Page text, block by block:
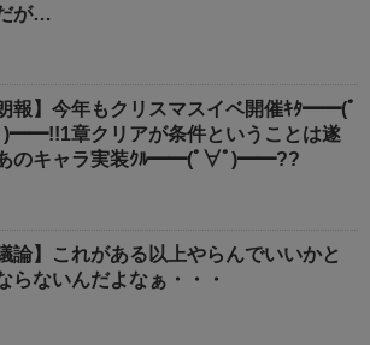
が…
朗報】今年もクリスマスイベ開催ｷﾀ━━(ﾟ
章クリアが条件ということは遂
のキャラ実装ｸﾙ━━(ﾟ∀ﾟ)━━??
議論】これがある以上やらんでいいかと
らないんだよなぁ・・・